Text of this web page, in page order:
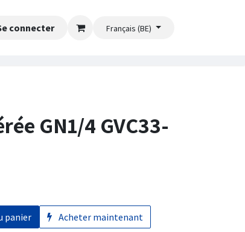
connecter Français (BE)
GN1/4 GVC33-
panier Acheter maintenant